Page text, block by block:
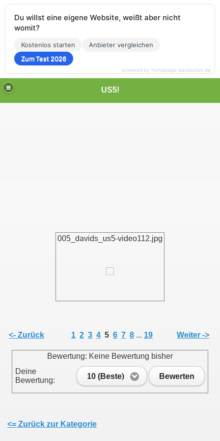
US5!
005_davids_us5-video112.jpg
<- Zurück 1 2 3 4 5 6 7 8 ... 19 Weiter ->
Bewertung: Keine Bewertung bisher
Deine
Bewertung:
10 (Beste) Bewerten
<= Zurück zur Kategorie
Du willst eine eigene Website, weißt aber nicht
womit?
Kostenlos starten
Anbieter vergleichen
Zum Test 2026
powered by homepage-baukasten.de